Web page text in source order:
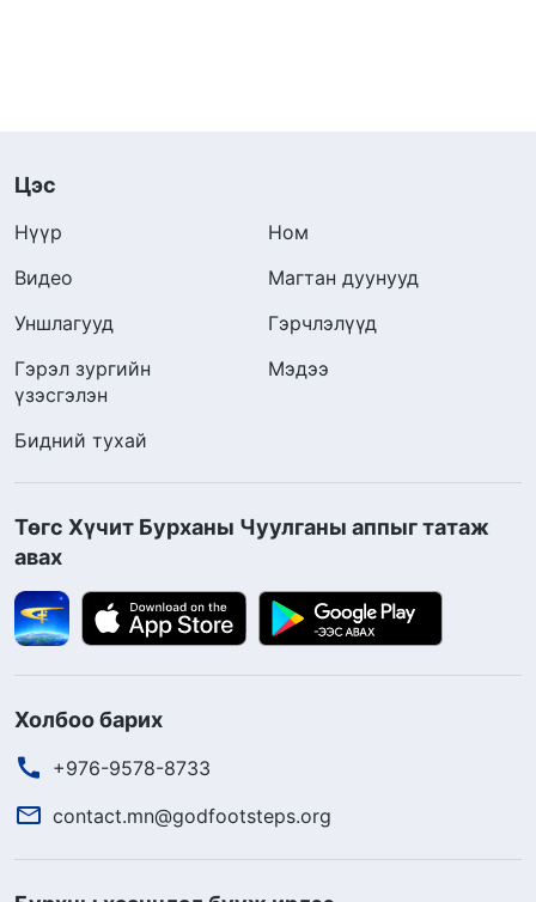
Цэс
Нүүр
Ном
Видео
Магтан дуунууд
Уншлагууд
Гэрчлэлүүд
Гэрэл зургийн
үзэсгэлэн
Мэдээ
Бидний тухай
Төгс Хүчит Бурханы Чуулганы аппыг татаж
авах
Холбоо барих
+976-9578-8733
contact.mn@godfootsteps.org